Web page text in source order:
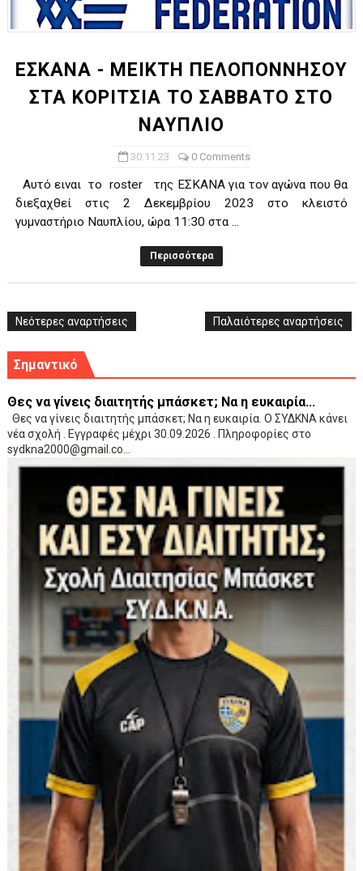
ΕΣΚΑΝΑ - ΜΕΙΚΤΗ ΠΕΛΟΠΟΝΝΗΣΟΥ
ΣΤΑ ΚΟΡΙΤΣΙΑ ΤΟ ΣΑΒΒΑΤΟ ΣΤΟ
ΝΑΥΠΛΙΟ
30.11.23 0 Comments
Αυτό ειναι το roster της ΕΣΚΑΝΑ για τον αγώνα που θα
διεξαχθεί στις 2 Δεκεμβρίου 2023 στο κλειστό
γυμναστήριο Ναυπλίου, ώρα 11:30 στα ...
Περισσότερα
Νεότερες αναρτήσεις Παλαιότερες αναρτήσεις
Σημαντικό
Θες να γίνεις διαιτητής μπάσκετ; Να η ευκαιρία...
Θες να γίνεις διαιτητής μπάσκετ; Να η ευκαιρία. Ο ΣΥΔΚΝΑ κάνει
νέα σχολή . Εγγραφές μέχρι 30.09.2026 . Πληροφορίες στο
sydkna2000@gmail.co...